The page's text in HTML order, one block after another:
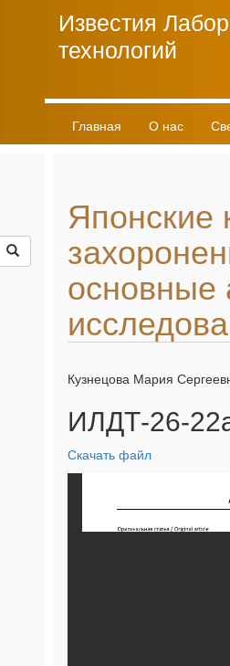
Известия
технологий
Главная О нас
Японские
основные
Кузнецова Мария
ИЛДТ-26-
Скачать файл